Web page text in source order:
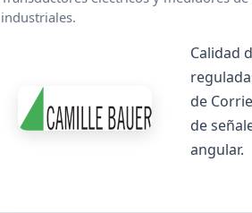
industriales.
Calidad
de
de
angular.